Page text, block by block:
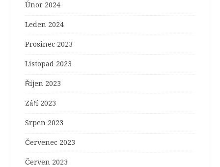
Únor 2024
Leden 2024
Prosinec 2023
Listopad 2023
Říjen 2023
Září 2023
Srpen 2023
Červenec 2023
Červen 2023